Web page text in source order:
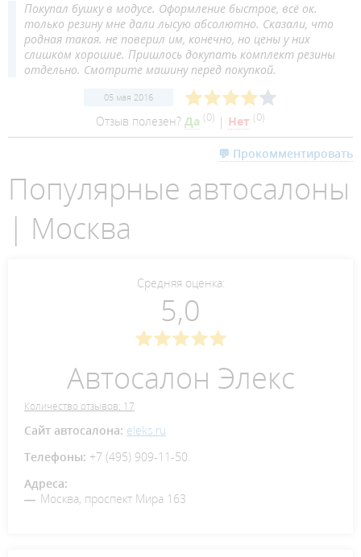
Покупал бушку в модусе. Оформление быстрое, всё ок.
только резину мне дали лысую абсолютно. Сказали, что
родная такая. не поверил им, конечно, но цены у них
слишком хорошие. Пришлось докупать комплект резины
отдельно. Смотрите машину перед покупкой.
05 мая 2016
Отзыв полезен? Да (0) | Нет (0)
💬 Прокомментировать
Популярные автосалоны
| Москва
Средняя оценка:
5,0
Автосалон Элекс
Количество отзывов: 17
Сайт автосалона: eleks.ru
Телефоны: +7 (495) 909-11-50.
Адреса:
Москва, проспект Мира 163